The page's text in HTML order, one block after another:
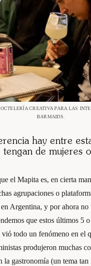
CREATIVA PARA LAS
BARMAIDS.
hay entre
tengan de mujeres
el Mapita es, en cierta
agrupaciones o
Argentina, y por ahora no
que estos últimos 5
vió todo un fenómeno en el
produjeron muchas
la gastronomía (un tema